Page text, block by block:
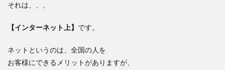
それは、、、
【インターネット上】 です。
ネットというのは、全国の人を
お客様にできるメリットがありますが、